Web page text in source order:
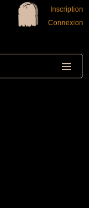
Inscription
Connexion